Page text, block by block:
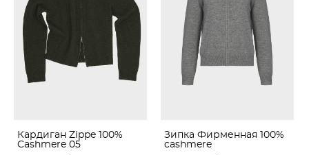
Кардиган Zippe 100%
Cashmere 05
Зипка Фирменная 100%
cashmere